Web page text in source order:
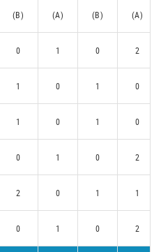
(B) (A) (B) (A)
0 1 0 2
1 0 1 0
1 0 1 0
0 1 0 2
2 0 1 1
0 1 0 2